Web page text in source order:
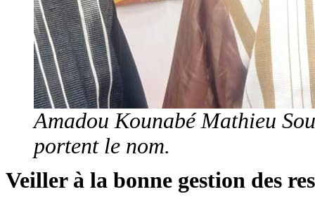
Amadou Kounabé Mathieu
portent le nom.
Veiller à la bonne gestion des